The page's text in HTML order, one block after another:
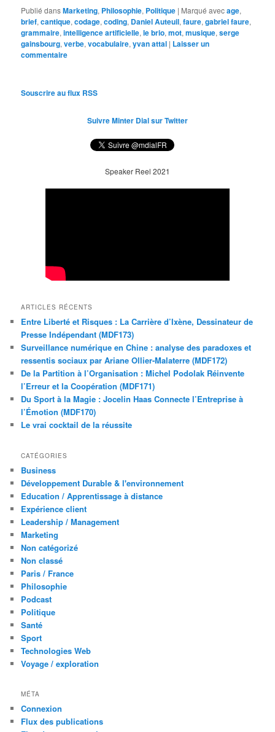
Publié dansMarketing, Philosophie, Politique | Marqué avecage,
brief,cantique,codage,coding, Daniel Auteuil,faure,gabriel faure,
grammaire,intelligence artificielle,le brio,mot,musique,serge
gainsbourg,verbe,vocabulaire,yvan attal | Laisser un
commentaire
Souscrire au flux RSS
Suivre Minter Dial sur Twitter
Speaker Reel 2021
ARTICLES RÉCENTS
Entre Liberté et Risques : La Carrière d’Ixène, Dessinateur de
Presse Indépendant (MDF173)
Surveillance numérique en Chine : analyse des paradoxes et
ressentis sociaux par Ariane Ollier-Malaterre (MDF172)
De la Partition à l’Organisation : Michel Podolak Réinvente
l’Erreur et la Coopération (MDF171)
Du Sport à la Magie : Jocelin Haas Connecte l’Entreprise à
l’Émotion (MDF170)
Le vrai cocktail de la réussite
CATÉGORIES
Business
Développement Durable & l'environnement
Education / Apprentissage à distance
Expérience client
Leadership / Management
Marketing
Non catégorizé
Non classé
Paris / France
Philosophie
Podcast
Politique
Santé
Sport
Technologies Web
Voyage / exploration
MÉTA
Connexion
Flux des publications